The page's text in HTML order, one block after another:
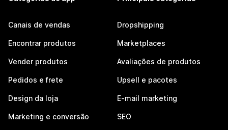
Canais de vendas
Encontrar produtos
Vender produtos
Pedidos e frete
Design da loja
Marketing e conversão
Dropshipping
Marketplaces
Avaliações de produtos
Upsell e pacotes
E-mail marketing
SEO